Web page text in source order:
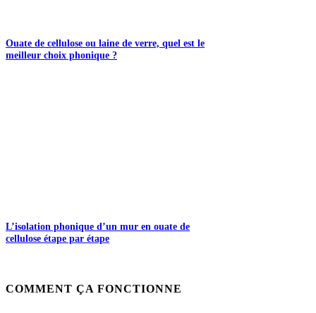
Ouate de cellulose ou laine de verre, quel est le
meilleur choix phonique ?
L’isolation phonique d’un mur en ouate de
cellulose étape par étape
COMMENT ÇA FONCTIONNE